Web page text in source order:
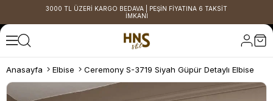
3000 TL ÜZERİ KARGO BEDAVA | PEŞİN FİYATINA 6 TAKSİT
İMKANI
Anasayfa Elbise Ceremony S-3719 Siyah Güpür Detaylı Elbise